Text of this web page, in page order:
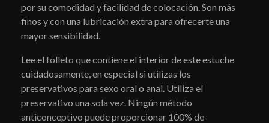
por su comodidad y facilidad de colocación. Son más
finos y con una lubricación extra para ofrecerte una
mayor sensibilidad.
Lee el folleto que contiene el interior de este estuche
cuidadosamente, en especial si utilizas los
preservativos para sexo oral o anal. Utiliza el
preservativo una sola vez. Ningún método
anticonceptivo puede proporcionar 100% de